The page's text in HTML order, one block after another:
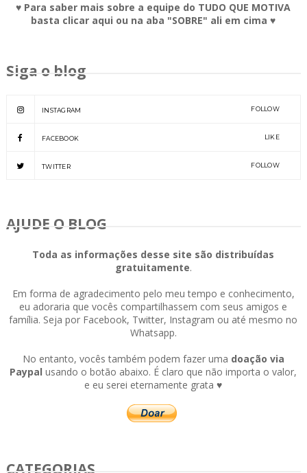
♥ Para saber mais sobre a equipe do TUDO QUE MOTIVA
basta clicar aqui ou na aba "SOBRE" ali em cima ♥
Siga o blog
INSTAGRAM FOLLOW
FACEBOOK LIKE
TWITTER FOLLOW
AJUDE O BLOG
Toda as informações desse site são distribuídas
gratuitamente.
Em forma de agradecimento pelo meu tempo e conhecimento,
eu adoraria que vocês compartilhassem com seus amigos e
família. Seja por Facebook, Twitter, Instagram ou até mesmo no
Whatsapp.
No entanto, vocês também podem fazer uma doação via
Paypal usando o botão abaixo. É claro que não importa o valor,
e eu serei eternamente grata ♥
CATEGORIAS